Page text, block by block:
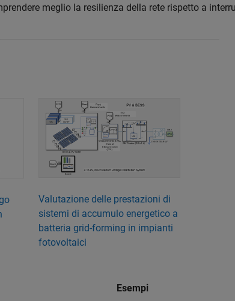
meglio la resilienza della rete rispetto a
Valutazione delle prestazioni di
sistemi di accumulo energetico a
batteria grid-forming in impianti
fotovoltaici
Esempi